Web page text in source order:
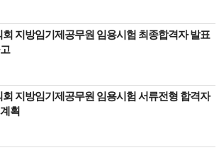
회 지방임기제공무원 임용시험 최종합격자 발표
회 지방임기제공무원 임용시험 서류전형 합격자
획